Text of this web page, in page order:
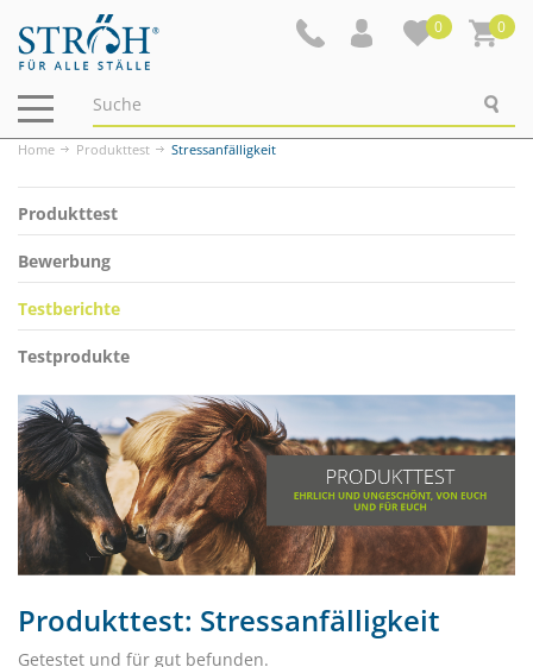
0 0
Navigation
ein-/ausblenden
Home Produkttest Stressanfälligkeit
Produkttest
Bewerbung
Testberichte
Testprodukte
Produkttest: Stressanfälligkeit
Getestet und für gut befunden.